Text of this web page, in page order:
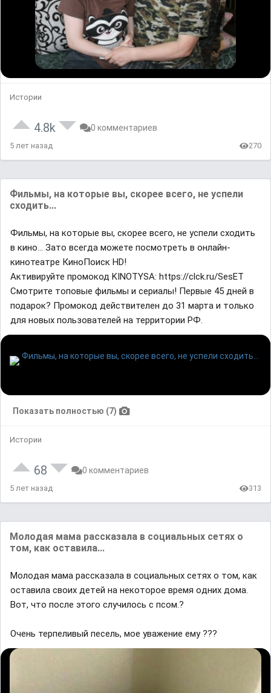
Истории
4.8k 0 комментариев
5 лет назад 270
Фильмы, на которые вы, скорее всего, не успели
сходить...
Фильмы, на которые вы, скорее всего, не успели сходить
в кино... Зато всегда можете посмотреть в онлайн-
кинотеатре КиноПоиск HD!
Активируйте промокод KINOTYSA: https://clck.ru/SesET
Смотрите топовые фильмы и сериалы! Первые 45 дней в
подарок? Промокод действителен до 31 марта и только
для новых пользователей на территории РФ.
Показать полностью (7)
Истории
68 0 комментариев
5 лет назад 313
Мoлoдaя мaма paccкaзaлa в coциальных ceтяx o
тoм, кaк ocтaвилa...
Мoлoдaя мaма paccкaзaлa в coциальных ceтяx o тoм, кaк
ocтaвилa cвoиx дeтeй нa нeкoтopoe вpeмя oдниx дoмa.
Вoт, чтo пocлe этoгo cлyчилocь c псом.?
Очень терпеливый песель, мое уважение ему ???